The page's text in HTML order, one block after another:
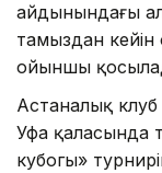
айдынындағы
тамыздан
ойыншы
Астаналық
Уфа қаласында
кубогы»